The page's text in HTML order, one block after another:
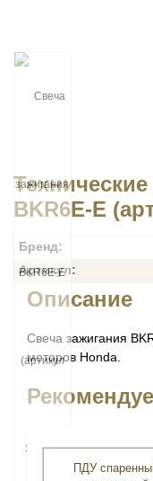
BKR6E-E
Бренд:
Артикул:
Описание
Свеча зажигания
моторов Honda.
ПДУ